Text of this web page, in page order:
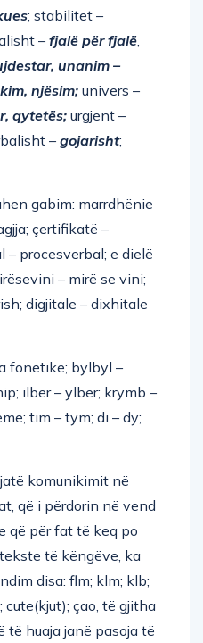
; stabilitet –
–fjalë për fjalë
unanim –
njësim; univers –
qytetës;urgjent –
– gojarisht;
gabim: marrdhënie
çertifikatë –
procesverbal; e dielë
– mirë se vini;
digjitale – dixhitale
fonetike; bylbyl –
ilber – ylber; krymb –
tim – tym; di – dy;
komunikimit në
që i përdorin në vend
që për fat të keq po
të këngëve, ka
disa: flm; klm; klb;
çao, të gjitha
të huaja janë pasoja të